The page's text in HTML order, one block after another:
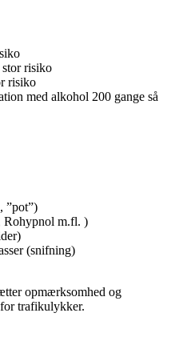
risiko
risiko
med alkohol 200 gange så
”pot”)
Rohypnol m.fl. )
(snifning)
opmærksomhed og
trafikulykker.